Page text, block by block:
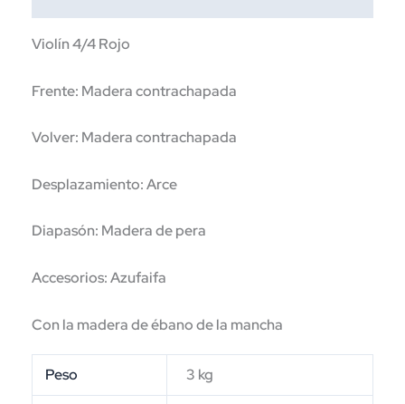
E-
4/4RD
Violín 4/4 Rojo
Frente: Madera contrachapada
Volver: Madera contrachapada
Desplazamiento: Arce
Diapasón: Madera de pera
Accesorios: Azufaifa
Con la madera de ébano de la mancha
Peso 3 kg